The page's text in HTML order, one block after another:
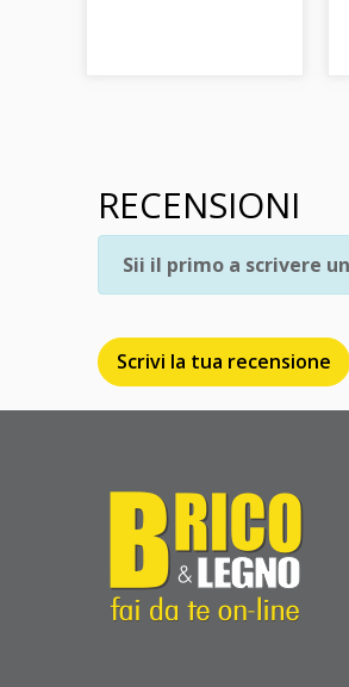
RECENSIONI
Scrivi la tua recensione
Sii il primo a scrivere